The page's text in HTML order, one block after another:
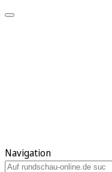
Navigation